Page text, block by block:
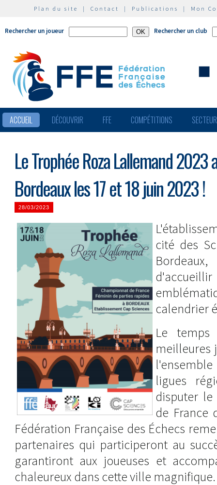
Plan du site | Contact | Publications | Mon
Rechercher un joueur Rechercher un club
ACCUEIL DÉCOUVRIR FFE COMPÉTITIONS
Le Trophée Roza Lallemand 2023
Bordeaux les 17 et 18 juin 2023 !
28/03/2023
cité des
calendrier
Le temps
meilleures
ligues
disputer
de France
Fédération Française des Échecs
partenaires qui participeront au
garantiront aux joueuses et
chaleureux dans cette ville magnifique.